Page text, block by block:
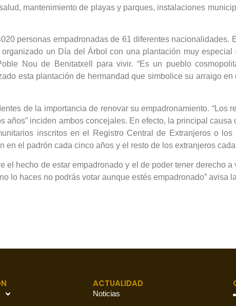
mantenimiento de playas y parques, instalaciones
personas empadronadas de 61 diferentes nacionalidades.
un Día del Árbol con una plantación muy
Nou de Benitatxell para vivir. “Es un pueblo
esta plantación de hermandad que simbolice su arraigo en
de la importancia de renovar su empadronamiento. “Los
años” inciden ambos concejales. En efecto, la principal
inscritos en el Registro Central de Extranjeros o
el padrón cada cinco años y el resto de los extranjeros
el hecho de estar empadronado y el de poder tener derecho
lo haces no podrás votar aunque estés empadronado” avisa
ACTUALIDAD
Noticias